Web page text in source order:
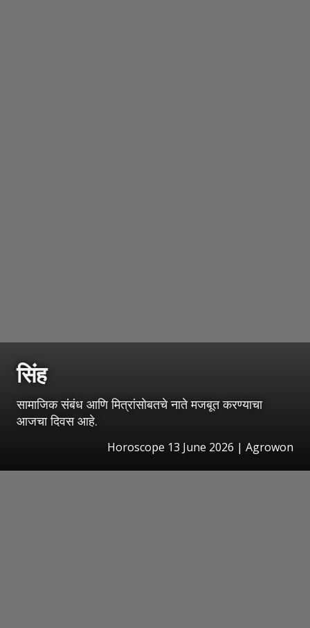
सिंह
सामाजिक संबंध आणि मित्रांसोबतचे नाते मजबूत करण्याचा
आजचा दिवस आहे.
Horoscope 13 June 2026 | Agrowon